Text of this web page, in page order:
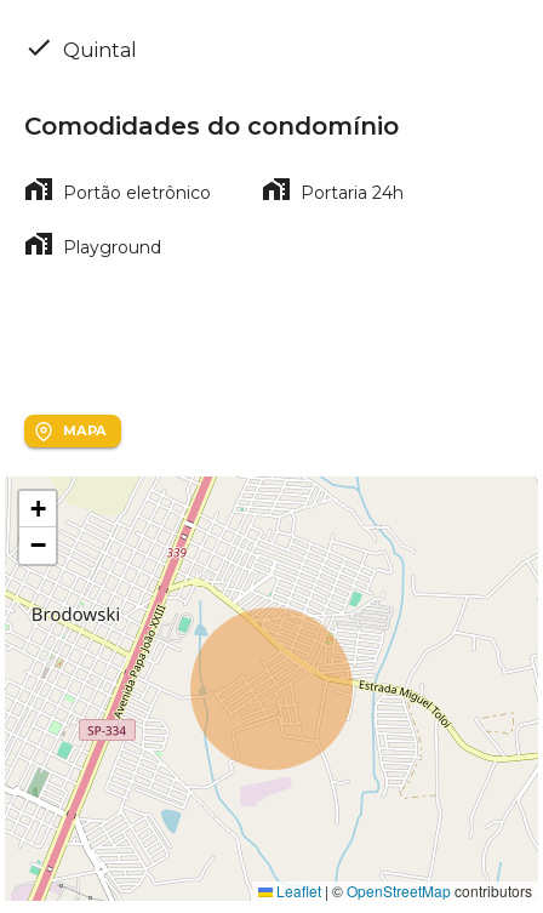
Quintal
Comodidades do condomínio
Portão eletrônico Portaria 24h
Playground
MAPA
+
−
Leaflet | ©OpenStreetMapcontributors